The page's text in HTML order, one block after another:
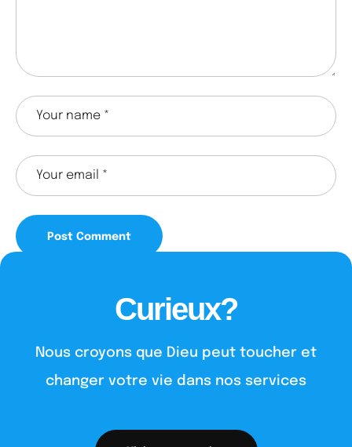
Curieux?
Nous croyons que Dieu peut toucher et
changer votre vie dans nos services